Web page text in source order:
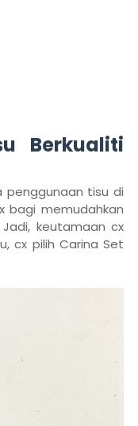
Berkualiti
penggunaan tisu di
bagi memudahkan
keutamaan cx
cx pilih Carina Set